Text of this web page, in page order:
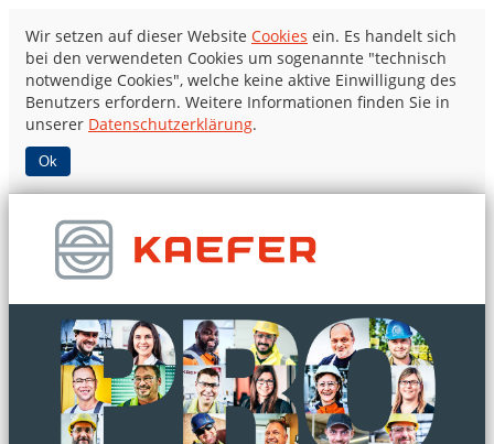
Wir setzen auf dieser Website Cookies ein. Es handelt sich
bei den verwendeten Cookies um sogenannte "technisch
notwendige Cookies", welche keine aktive Einwilligung des
Benutzers erfordern. Weitere Informationen finden Sie in
unserer Datenschutzerklärung.
Ok